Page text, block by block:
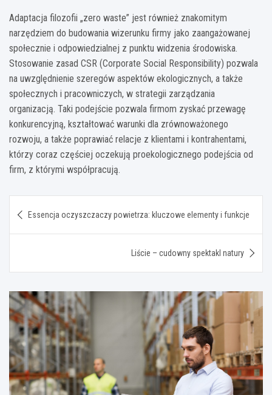
Adaptacja filozofii „zero waste” jest również znakomitym
narzędziem do budowania wizerunku firmy jako zaangażowanej
społecznie i odpowiedzialnej z punktu widzenia środowiska.
Stosowanie zasad CSR (Corporate Social Responsibility) pozwala
na uwzględnienie szeregów aspektów ekologicznych, a także
społecznych i pracowniczych, w strategii zarządzania
organizacją. Taki podejście pozwala firmom zyskać przewagę
konkurencyjną, kształtować warunki dla zrównoważonego
rozwoju, a także poprawiać relacje z klientami i kontrahentami,
którzy coraz częściej oczekują proekologicznego podejścia od
firm, z którymi współpracują.
wpisu
Essencja oczyszczaczy powietrza: kluczowe elementy i funkcje
Liście – cudowny spektakl natury